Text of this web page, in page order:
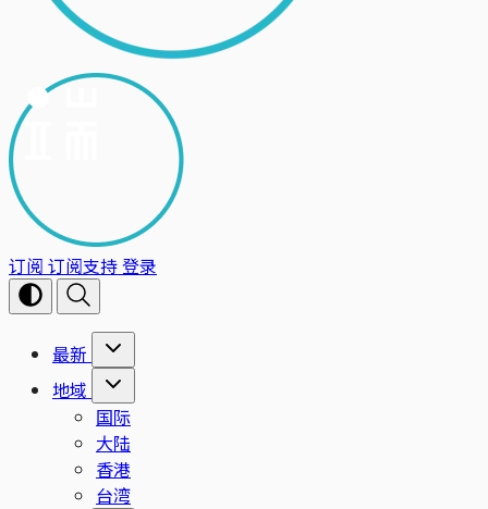
订阅 订阅支持登录
最新
地域
国际
大陆
香港
台湾